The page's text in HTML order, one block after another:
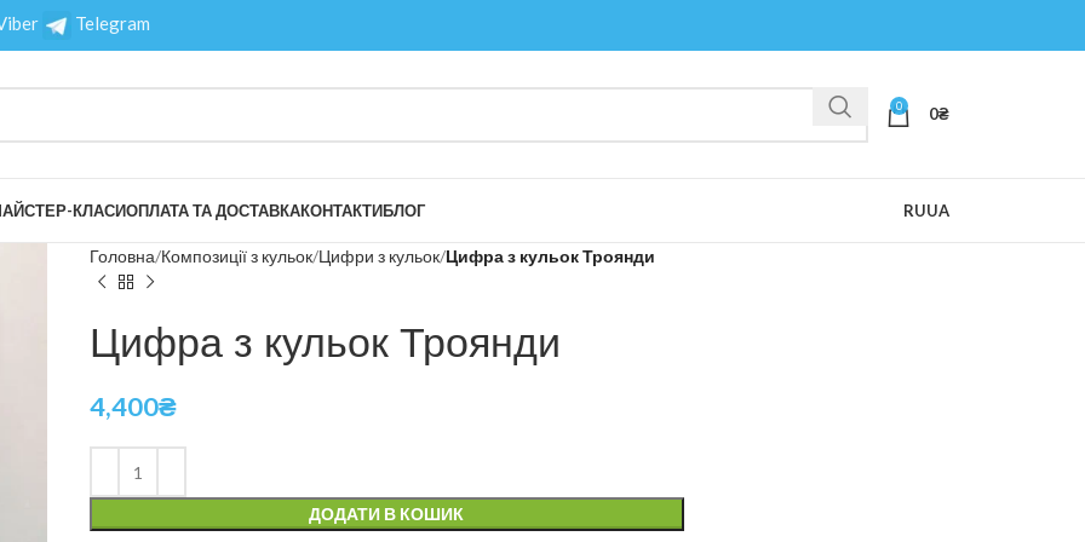
Telegram
0 0₴
КЛАСИОПЛАТА ТА ДОСТАВКАКОНТАКТИБЛОГ RUUA
Головна Композиції з кульок Цифри з кульок Цифра з кульок Троянди
Цифра з кульок Троянди
4,400₴
ДОДАТИ В КОШИК